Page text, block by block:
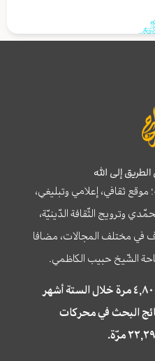
إلى الله
موقع ثقافي، إعلامي وتبليغي،
وترويج الثّقافة الدّينيّة،
في مختلف المجالات، مضافا
الشّيخ حبيب الكاظمي.
تمّت زيارة موقع سراج ٤,٨٠٠,٠٠٠ مرة خلال الستة أشهر
البحث في محركات